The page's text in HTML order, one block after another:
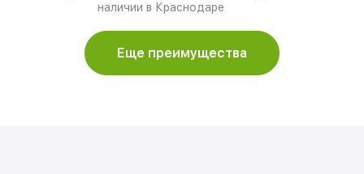
наличии в Краснодаре
Еще преимущества